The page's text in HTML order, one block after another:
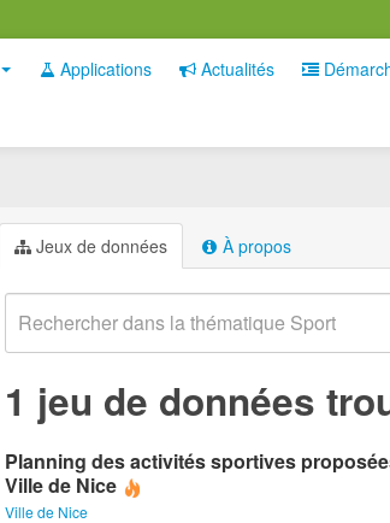
Applications Actualités
Jeux de données À propos
1 jeu de données
Planning des activités sportives
Ville de Nice
Ville de Nice